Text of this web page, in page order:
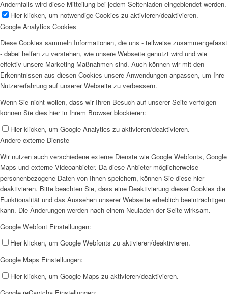
Andernfalls wird diese Mitteilung bei jedem Seitenladen eingeblendet werden.
Hier klicken, um notwendige Cookies zu aktivieren/deaktivieren.
Google Analytics Cookies
Diese Cookies sammeln Informationen, die uns - teilweise zusammengefasst
- dabei helfen zu verstehen, wie unsere Webseite genutzt wird und wie
effektiv unsere Marketing-Maßnahmen sind. Auch können wir mit den
Erkenntnissen aus diesen Cookies unsere Anwendungen anpassen, um Ihre
Nutzererfahrung auf unserer Webseite zu verbessern.
Wenn Sie nicht wollen, dass wir Ihren Besuch auf unserer Seite verfolgen
können Sie dies hier in Ihrem Browser blockieren:
Hier klicken, um Google Analytics zu aktivieren/deaktivieren.
Andere externe Dienste
Wir nutzen auch verschiedene externe Dienste wie Google Webfonts, Google
Maps und externe Videoanbieter. Da diese Anbieter möglicherweise
personenbezogene Daten von Ihnen speichern, können Sie diese hier
deaktivieren. Bitte beachten Sie, dass eine Deaktivierung dieser Cookies die
Funktionalität und das Aussehen unserer Webseite erheblich beeinträchtigen
kann. Die Änderungen werden nach einem Neuladen der Seite wirksam.
Google Webfont Einstellungen:
Hier klicken, um Google Webfonts zu aktivieren/deaktivieren.
Google Maps Einstellungen:
Hier klicken, um Google Maps zu aktivieren/deaktivieren.